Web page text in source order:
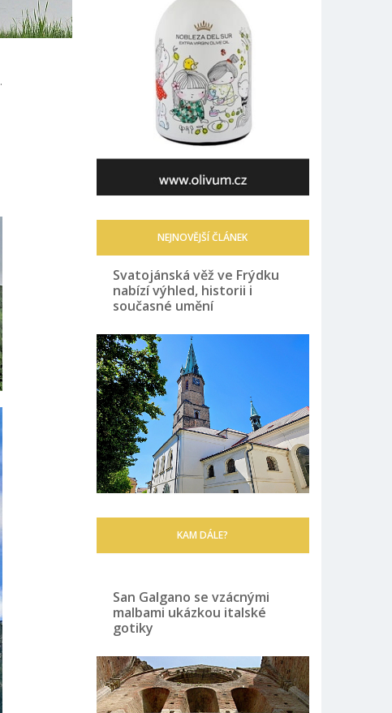
.
NEJNOVĚJŠÍ ČLÁNEK
Svatojánská věž ve Frýdku
nabízí výhled, historii i
současné umění
KAM DÁLE?
San Galgano se vzácnými
malbami ukázkou italské
gotiky